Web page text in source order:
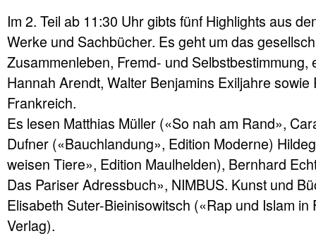
Im 2. Teil ab 11:30 Uhr gibts fünf Highlights aus
Werke und Sachbücher. Es geht um das
Zusammenleben, Fremd- und Selbstbestimmung,
Hannah Arendt, Walter Benjamins Exiljahre sowie
Frankreich.
Es lesen Matthias Müller («So nah am Rand»,
Dufner («Bauchlandung», Edition Moderne)
weisen Tiere», Edition Maulhelden), Bernhard
Das Pariser Adressbuch», NIMBUS. Kunst und
Elisabeth Suter-Bieinisowitsch («Rap und Islam
Verlag).